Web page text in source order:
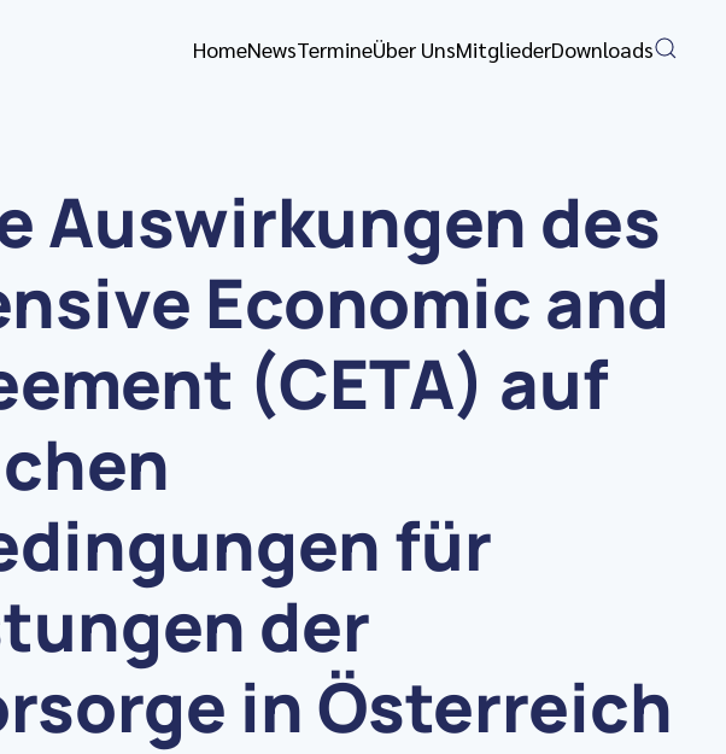
HomeNewsTermineÜber UnsMitgliederDownloads
Auswirkungen des
Economic and
(CETA) auf
für
der
in Österreich